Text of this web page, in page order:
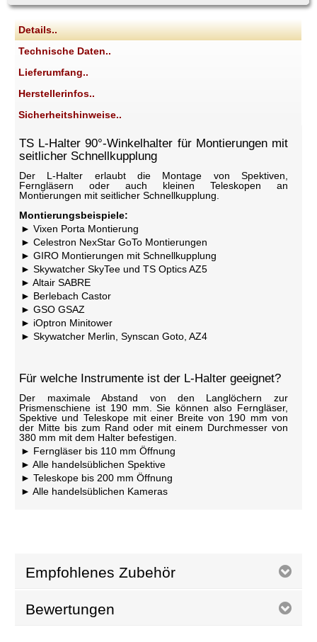
Details..
Technische Daten..
Lieferumfang..
Herstellerinfos..
Sicherheitshinweise..
TS L-Halter 90°-Winkelhalter für Montierungen mit
seitlicher Schnellkupplung
Der L-Halter erlaubt die Montage von Spektiven,
Ferngläsern oder auch kleinen Teleskopen an
Montierungen mit seitlicher Schnellkupplung.
Montierungsbeispiele:
Vixen Porta Montierung
Celestron NexStar GoTo Montierungen
GIRO Montierungen mit Schnellkupplung
Skywatcher SkyTee und TS Optics AZ5
Altair SABRE
Berlebach Castor
GSO GSAZ
iOptron Minitower
Skywatcher Merlin, Synscan Goto, AZ4
Für welche Instrumente ist der L-Halter geeignet?
Der maximale Abstand von den Langlöchern zur
Prismenschiene ist 190 mm. Sie können also Ferngläser,
Spektive und Teleskope mit einer Breite von 190 mm von
der Mitte bis zum Rand oder mit einem Durchmesser von
380 mm mit dem Halter befestigen.
Ferngläser bis 110 mm Öffnung
Alle handelsüblichen Spektive
Teleskope bis 200 mm Öffnung
Alle handelsüblichen Kameras
Empfohlenes Zubehör
Bewertungen